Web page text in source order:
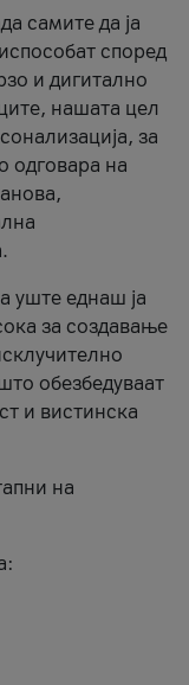
самите да ја
според
и дигитално
нашата цел
за
одговара на
уште еднаш ја
за создавање
обезбедуваат
и вистинска
на